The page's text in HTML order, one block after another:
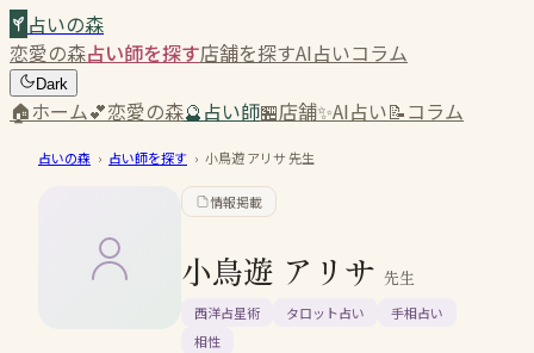
占いの森
恋愛の森占い師を探す店舗を探すAI占いコラム
Dark
🏠ホーム💕恋愛の森🔮占い師🏪店舗✨AI占い📝コラム
占いの森 › 占い師を探す › 小鳥遊 アリサ先生
情報掲載
小鳥遊 アリサ 先生
西洋占星術 タロット占い
手相占い
相性